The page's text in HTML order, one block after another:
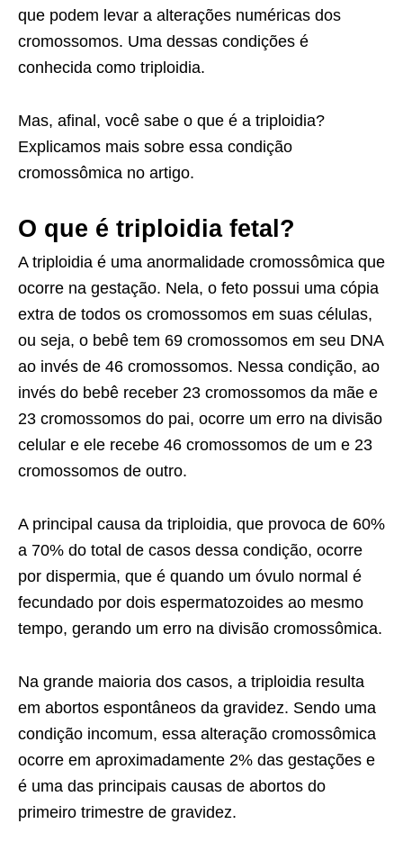
que podem levar a alterações numéricas dos
cromossomos. Uma dessas condições é
conhecida como triploidia.
Mas, afinal, você sabe o que é a triploidia?
Explicamos mais sobre essa condição
cromossômica no artigo.
O que é triploidia fetal?
A triploidia é uma anormalidade cromossômica que
ocorre na gestação. Nela, o feto possui uma cópia
extra de todos os cromossomos em suas células,
ou seja, o bebê tem 69 cromossomos em seu DNA
ao invés de 46 cromossomos. Nessa condição, ao
invés do bebê receber 23 cromossomos da mãe e
23 cromossomos do pai, ocorre um erro na divisão
celular e ele recebe 46 cromossomos de um e 23
cromossomos de outro.
A principal causa da triploidia, que provoca de 60%
a 70% do total de casos dessa condição, ocorre
por dispermia, que é quando um óvulo normal é
fecundado por dois espermatozoides ao mesmo
tempo, gerando um erro na divisão cromossômica.
Na grande maioria dos casos, a triploidia resulta
em abortos espontâneos da gravidez. Sendo uma
condição incomum, essa alteração cromossômica
ocorre em aproximadamente 2% das gestações e
é uma das principais causas de abortos do
primeiro trimestre de gravidez.